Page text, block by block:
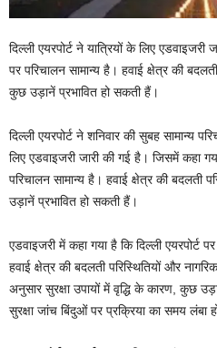
दिल्ली एयरपोर्ट ने यात्रियों के लिए एडवाइजरी
पर परिचालन सामान्य है। हवाई क्षेत्र की
कुछ उड़ानें प्रभावित हो सकती हैं।
दिल्ली एयरपोर्ट ने शनिवार की सुबह सामान्य
लिए एडवाइजरी जारी की गई है। जिसमें कहा
परिचालन सामान्य है। हवाई क्षेत्र की बदलती
उड़ानें प्रभावित हो सकती हैं।
एडवाइजरी में कहा गया है कि दिल्ली एयरपोर्ट
हवाई क्षेत्र की बदलती परिस्थितियों और
अनुसार सुरक्षा उपायों में वृद्धि के कारण, कुछ
सुरक्षा जांच बिंदुओं पर प्रक्रिया का समय लंबा